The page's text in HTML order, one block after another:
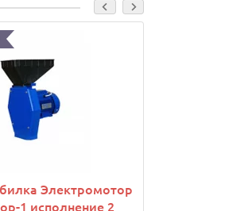
Электромотор
1 исполнение 2